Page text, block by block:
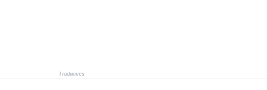
Tradwives